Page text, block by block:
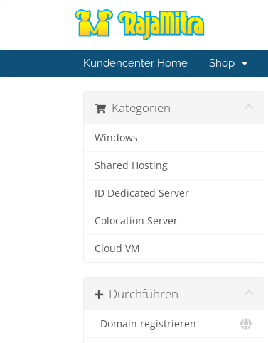
Kundencenter Home Shop
Kategorien
Windows
Shared Hosting
ID Dedicated Server
Colocation Server
Cloud VM
Durchführen
Domain registrieren